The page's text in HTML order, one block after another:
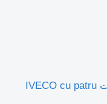
صمام الهواء Supapă ECAS لـ الشاحنات IVECO cu patru